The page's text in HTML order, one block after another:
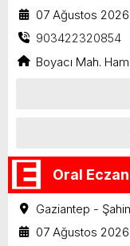
07 Ağustos
903422320854
Boyacı Mah.
Oral
Gaziantep -
07 Ağustos